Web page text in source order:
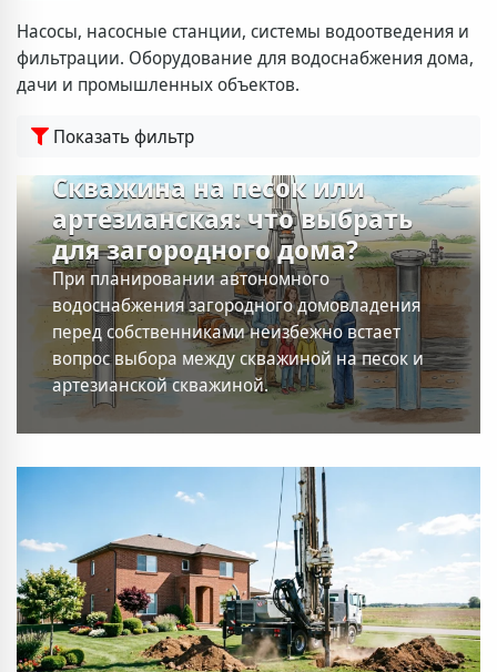
Насосы, насосные станции, системы водоотведения и
фильтрации. Оборудование для водоснабжения дома,
дачи и промышленных объектов.
Показать фильтр
Скважина на песок или
артезианская: что выбрать
для загородного дома?
При планировании автономного
водоснабжения загородного домовладения
перед собственниками неизбежно встает
вопрос выбора между скважиной на песок и
артезианской скважиной.
— 0